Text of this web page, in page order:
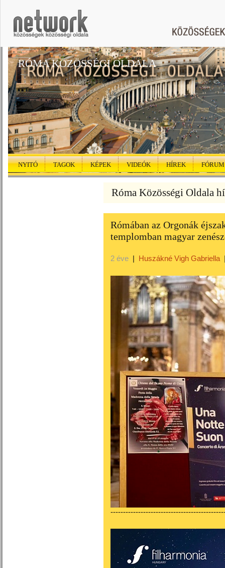
RÓMA KÖZÖSSÉGI OLDALA
NYITÓ TAGOK KÉPEK VIDEÓK HÍREK FÓRUM
Róma Közösségi Oldala
Rómában az Orgonák
templomban magyar
2 éve | Huszákné Vigh Gabriella